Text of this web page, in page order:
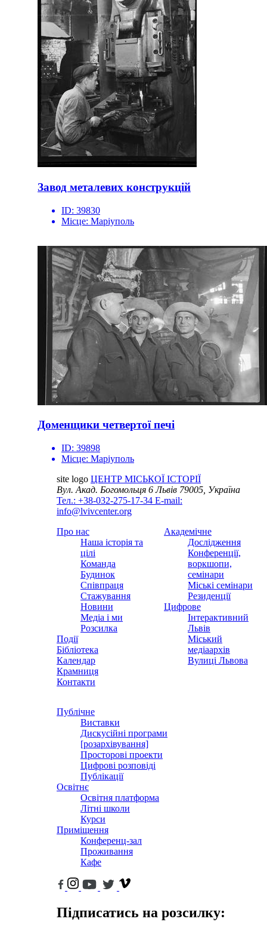
Завод металевих конструкцій
ID: 39830
Місце: Маріуполь
Доменщики четвертої печі
ID: 39898
Місце: Маріуполь
site logo ЦЕНТР МІСЬКОЇ ІСТОРІЇ
Вул. Акад. Богомольця 6Львів 79005, Україна
Тел.: +38-032-275-17-34 E-mail:
info@lvivcenter.org
Про нас
Наша історія та
цілі
Команда
Будинок
Співпраця
Стажування
Новини
Медіа і ми
Розсилка
Події
Бібліотека
Календар
Крамниця
Контакти
Академічне
Дослідження
Конференції,
воркшопи,
семінари
Міські семінари
Резиденції
Цифрове
Інтерактивний
Львів
Міський
медіаархів
Вулиці Львова
Публічне
Виставки
Дискусійні програми
[розархівування]
Просторові проекти
Цифрові розповіді
Публікації
Освітнє
Освітня платформа
Літні школи
Курси
Приміщення
Конференц-зал
Проживання
Кафе
Підписатись на розсилку: